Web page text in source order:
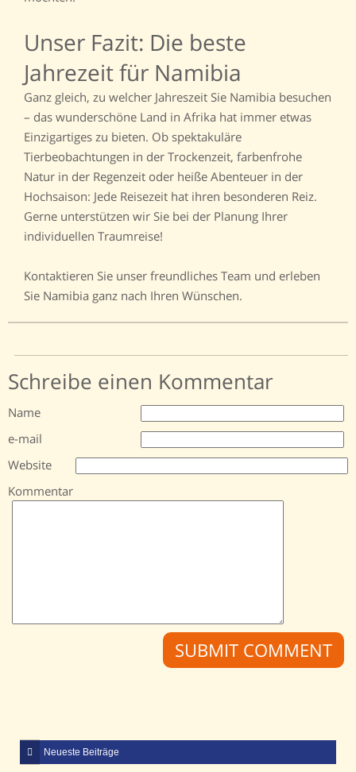
Unser Fazit: Die beste
Jahrezeit für Namibia
Ganz gleich, zu welcher Jahreszeit Sie Namibia besuchen
– das wunderschöne Land in Afrika hat immer etwas
Einzigartiges zu bieten. Ob spektakuläre
Tierbeobachtungen in der Trockenzeit, farbenfrohe
Natur in der Regenzeit oder heiße Abenteuer in der
Hochsaison: Jede Reisezeit hat ihren besonderen Reiz.
Gerne unterstützen wir Sie bei der Planung Ihrer
individuellen Traumreise!
Kontaktieren Sie unser freundliches Team und erleben
Sie Namibia ganz nach Ihren Wünschen.
Schreibe einen Kommentar
Name
e-mail
Website
Kommentar
Neueste Beiträge